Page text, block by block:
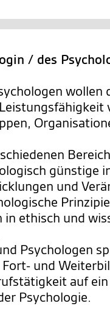
/ des
wollen
günstige
und
in ethisch und
Psychologen
und
auf
Psychologie.